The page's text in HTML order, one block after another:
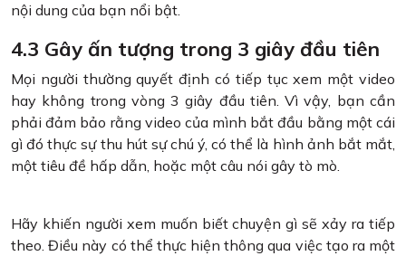
nội dung của bạn nổi bật.
4.3 Gây ấn tượng trong 3 giây đầu tiên
Mọi người thường quyết định có tiếp tục xem một video
hay không trong vòng 3 giây đầu tiên. Vì vậy, bạn cần
phải đảm bảo rằng video của mình bắt đầu bằng một cái
gì đó thực sự thu hút sự chú ý, có thể là hình ảnh bắt mắt,
một tiêu đề hấp dẫn, hoặc một câu nói gây tò mò.
Hãy khiến người xem muốn biết chuyện gì sẽ xảy ra tiếp
theo. Điều này có thể thực hiện thông qua việc tạo ra một